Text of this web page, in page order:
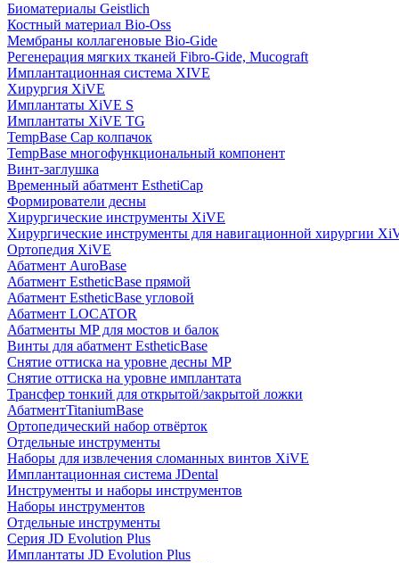
Биоматериалы Geistlich
Костный материал Bio-Oss
Мембраны коллагеновые Bio-Gide
Регенерация мягких тканей Fibro-Gide, Mucograft
Имплантационная система XIVE
Хирургия XiVE
Имплантаты XiVE S
Имплантаты XiVE TG
TempBase Cap колпачок
TempBase многофункциональный компонент
Винт-заглушка
Временный абатмент EsthetiCap
Формирователи десны
Хирургические инструменты XiVE
Хирургические инструменты для навигационной хирургии
Ортопедия XiVE
Абатмент AuroBase
Абатмент EstheticBase прямой
Абатмент EstheticBase угловой
Абатмент LOCATOR
Абатменты MP для мостов и балок
Винты для абатмент EstheticBase
Снятие оттиска на уровне десны MP
Снятие оттиска на уровне имплантата
Трансфер тонкий для открытой/закрытой ложки
АбатментTitaniumBase
Ортопедический набор отвёрток
Отдельные инструменты
Наборы для извлечения сломанных винтов XiVE
Имплантационная система JDental
Инструменты и наборы инструментов
Наборы инструментов
Отдельные инструменты
Серия JD Evolution Plus
Имплантаты JD Evolution Plus